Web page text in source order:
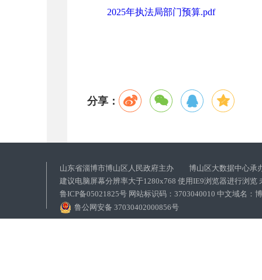
2025年执法局部门预算.pdf
分享：
山东省淄博市博山区人民政府主办 博山区大数据中心承
建议电脑屏幕分辨率大于1280x768 使用IE9浏览器进行浏览
鲁ICP备05021825号 网站标识码：3703040010 中文域名：
鲁公网安备 37030402000856号